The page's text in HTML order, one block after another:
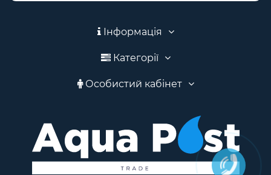
Інформація
Категорії
Особистий кабінет